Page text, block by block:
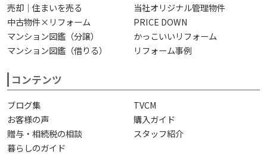
売却｜住まいを売る
当社オリジナル管理物件
中古物件×リフォーム
PRICE DOWN
マンション図鑑（分譲）
かっこいいリフォーム
マンション図鑑（借りる）
リフォーム事例
コンテンツ
ブログ集
TVCM
お客様の声
購入ガイド
贈与・相続税の相談
スタッフ紹介
暮らしのガイド